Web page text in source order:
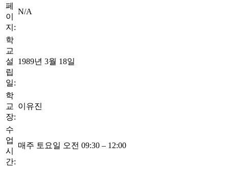
페
이
지:
N/A
학
교
설
립
일:
1989년 3월 18일
학
교
장:
이유진
수
업
시
간:
매주 토요일 오전 09:30 – 12:00